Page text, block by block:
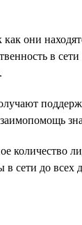
они
в
до всех